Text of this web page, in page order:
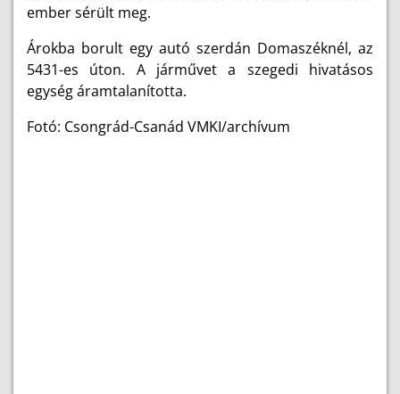
ember sérült meg.
Árokba borult egy autó szerdán Domaszéknél, az
5431-es úton. A járművet a szegedi hivatásos
egység áramtalanította.
Fotó: Csongrád-Csanád VMKI/archívum